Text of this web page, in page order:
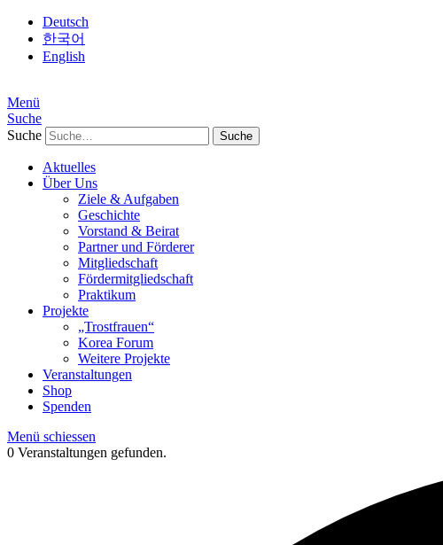
Deutsch
한국어
English
Menü
Suche
Suche
Aktuelles
Über Uns
Ziele & Aufgaben
Geschichte
Vorstand & Beirat
Partner und Förderer
Mitgliedschaft
Fördermitgliedschaft
Praktikum
Projekte
„Trostfrauen“
Korea Forum
Weitere Projekte
Veranstaltungen
Shop
Spenden
Menü schiessen
0 Veranstaltungen gefunden.